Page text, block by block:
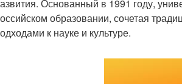
Основанный в 1991 году,
образовании, сочетая
к науке и культуре.